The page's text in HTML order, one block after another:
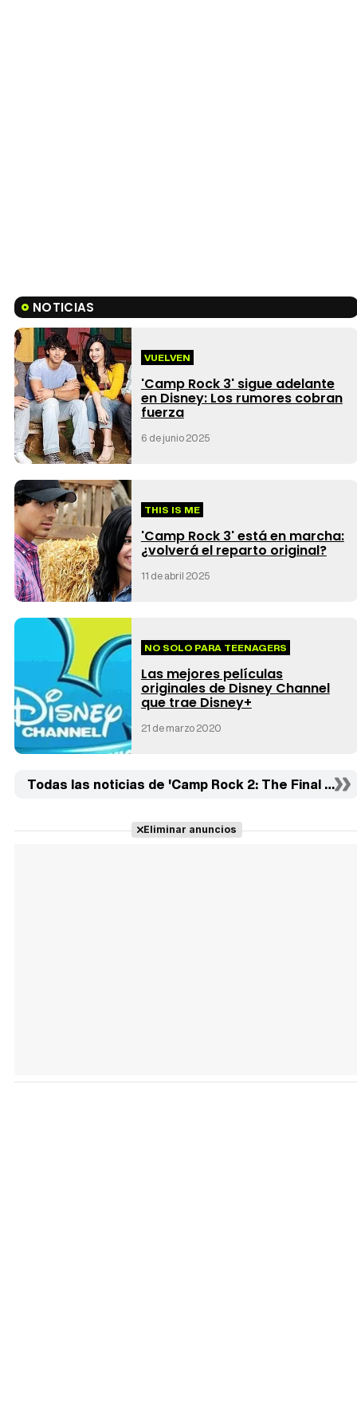
NOTICIAS
VUELVEN
'Camp Rock 3' sigue adelante
en Disney: Los rumores cobran
fuerza
6 de junio 2025
THIS IS ME
'Camp Rock 3' está en marcha:
¿volverá el reparto original?
11 de abril 2025
NO SOLO PARA TEENAGERS
Las mejores películas
originales de Disney Channel
que trae Disney+
21 de marzo 2020
Todas las noticias de 'Camp Rock 2: The Final Jam'
Eliminar anuncios